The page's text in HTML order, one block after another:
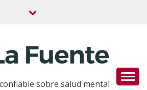
sobre salud mental